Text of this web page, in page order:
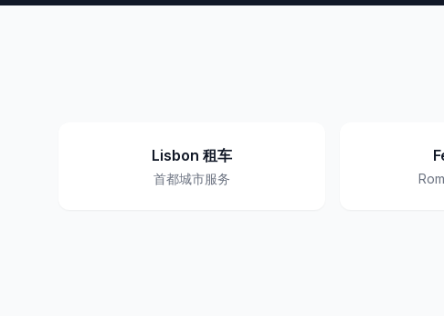
Lisbon 租车
首都城市服务